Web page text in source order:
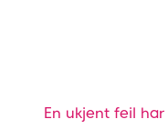
En ukjent feil